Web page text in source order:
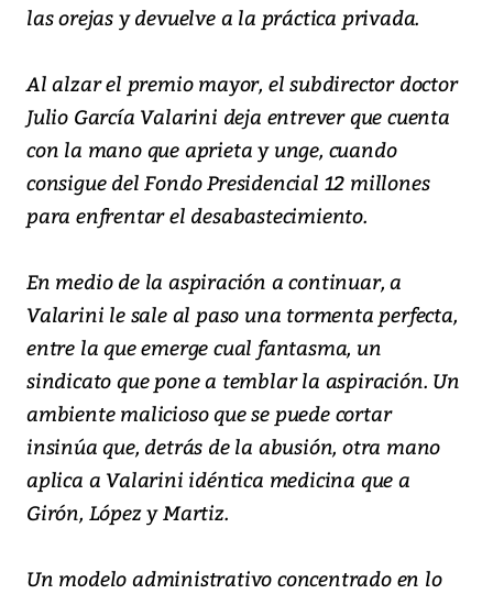
las orejas y devuelve a la práctica privada.
Al alzar el premio mayor, el subdirector doctor
Julio García Valarini deja entrever que cuenta
con la mano que aprieta y unge, cuando
consigue del Fondo Presidencial 12 millones
para enfrentar el desabastecimiento.
En medio de la aspiración a continuar, a
Valarini le sale al paso una tormenta perfecta,
entre la que emerge cual fantasma, un
sindicato que pone a temblar la aspiración. Un
ambiente malicioso que se puede cortar
insinúa que, detrás de la abusión, otra mano
aplica a Valarini idéntica medicina que a
Girón, López y Martiz.
Un modelo administrativo concentrado en lo